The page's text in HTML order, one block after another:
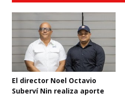
El director Noel Octavio
Suberví Nin realiza aporte